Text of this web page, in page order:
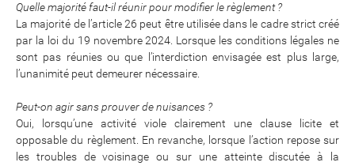
Quelle majorité faut-il réunir pour modifier le règlement ?
La majorité de l’article 26 peut être utilisée dans le cadre strict créé
par la loi du 19 novembre 2024. Lorsque les conditions légales ne
sont pas réunies ou que l’interdiction envisagée est plus large,
l’unanimité peut demeurer nécessaire.
Peut-on agir sans prouver de nuisances ?
Oui, lorsqu’une activité viole clairement une clause licite et
opposable du règlement. En revanche, lorsque l’action repose sur
les troubles de voisinage ou sur une atteinte discutée à la